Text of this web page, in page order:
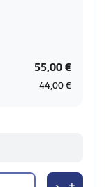
55,00 €
44,00 €